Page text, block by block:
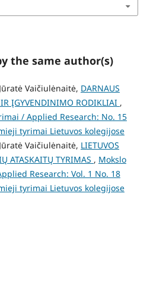
the same author(s)
Vaičiulėnaitė, DARNAUS
ĮGYVENDINIMO RODIKLIAI ,
/ Applied Research: No. 15
tyrimai Lietuvos kolegijose
Vaičiulėnaitė, LIETUVOS
ATASKAITŲ TYRIMAS , Mokslo
Research: Vol. 1 No. 18
tyrimai Lietuvos kolegijose